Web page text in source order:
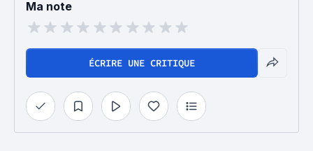
Ma note
ÉCRIRE UNE CRITIQUE